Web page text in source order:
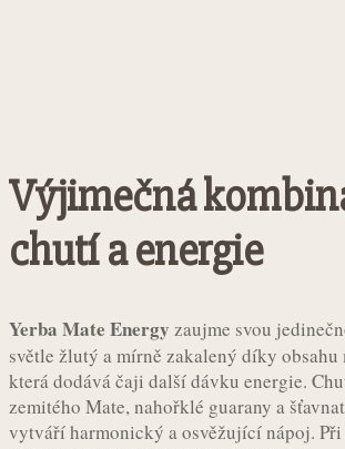
Výjimečná
chutí a energie
Yerba Mate Energy zaujme svou
světle žlutý a mírně zakalený díky obsahu
která dodává čaji další dávku energie.
zemitého Mate, nahořklé guarany a
vytváří harmonický a osvěžující nápoj.